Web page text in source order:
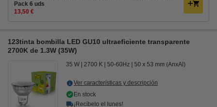
Pack 6 uds
13,50 €
123tinta bombilla LED GU10 ultraeficiente transparente
2700K de 1.3W (35W)
35 W 2700 K 50-60Hz 50 x 53 mm (AnxAl)
Ver características y descripción
En stock
¡Recíbelo el lunes!